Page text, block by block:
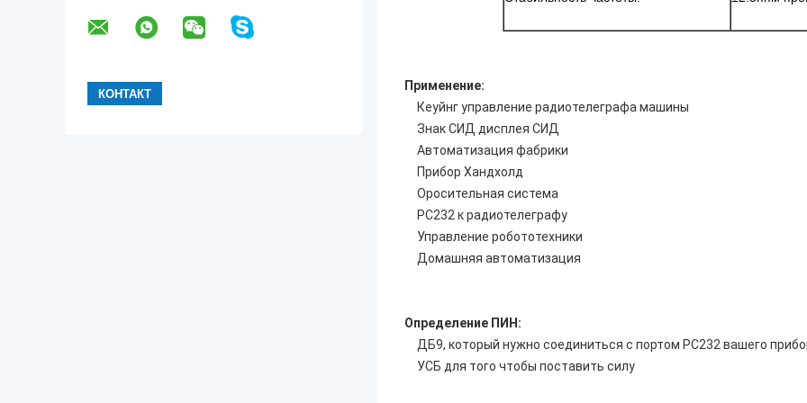
Применение:
Кеуйнг управление радиотелеграфа машины
Знак СИД дисплея СИД
Автоматизация фабрики
Прибор Хандхолд
Оросительная система
РС232 к радиотелеграфу
Управление робототехники
Домашняя автоматизация
Определение ПИН:
ДБ9, который нужно соединиться с портом РС232 вашего
УСБ для того чтобы поставить силу